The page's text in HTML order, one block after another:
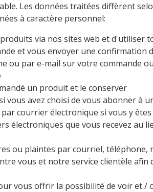
Les données traitées diffèrent
à caractère personnel:
via nos sites web et d'utiliser
et vous envoyer une confirmation
ou par e-mail sur votre commande
un produit et le conserver
avez choisi de vous abonner à
courrier électronique si vous y
électroniques que vous recevez au
ou plaintes par courriel, téléphone,
vous et notre service clientèle
vous offrir la possibilité de voir et /